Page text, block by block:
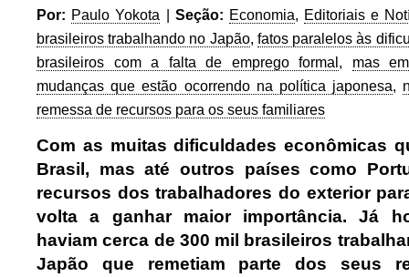
Por: Paulo Yokota | Seção: Economia, Editoriais e
brasileiros trabalhando no Japão, fatos paralelos às
brasileiros com a falta de emprego formal, mas
mudanças que estão ocorrendo na política japonesa,
remessa de recursos para os seus familiares
Com as muitas dificuldades econômicas
Brasil, mas até outros países como
recursos dos trabalhadores do exterior
volta a ganhar maior importância. Já
haviam cerca de 300 mil brasileiros
Japão que remetiam parte dos seus